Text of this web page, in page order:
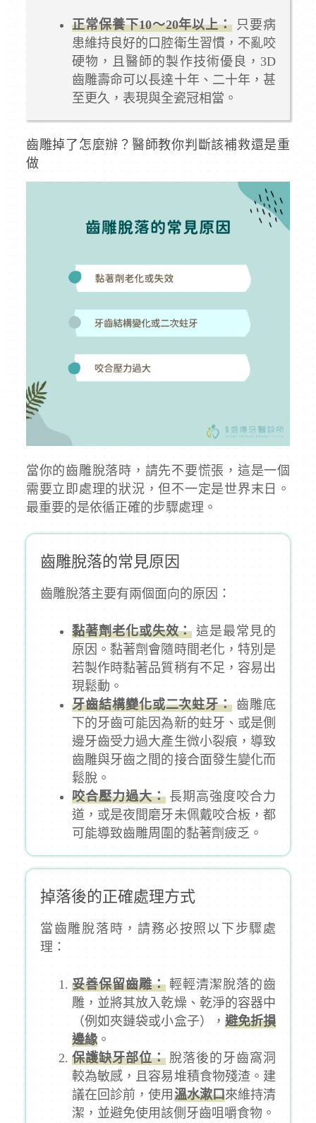
正常保養下10～20年以上： 只要病
患維持良好的口腔衛生習慣，不亂咬
硬物，且醫師的製作技術優良，3D
齒雕壽命可以長達十年、二十年，甚
至更久，表現與全瓷冠相當。
齒雕掉了怎麼辦？醫師教你判斷該補救還是重
做
當你的齒雕脫落時，請先不要慌張，這是一個
需要立即處理的狀況，但不一定是世界末日。
最重要的是依循正確的步驟處理。
齒雕脫落的常見原因
齒雕脫落主要有兩個面向的原因：
黏著劑老化或失效： 這是最常見的
原因。黏著劑會隨時間老化，特別是
若製作時黏著品質稍有不足，容易出
現鬆動。
牙齒結構變化或二次蛀牙： 齒雕底
下的牙齒可能因為新的蛀牙、或是側
邊牙齒受力過大產生微小裂痕，導致
齒雕與牙齒之間的接合面發生變化而
鬆脫。
咬合壓力過大：長期高強度咬合力
道，或是夜間磨牙未佩戴咬合板，都
可能導致齒雕周圍的黏著劑疲乏。
掉落後的正確處理方式
當齒雕脫落時，請務必按照以下步驟處
理：
妥善保留齒雕：輕輕清潔脫落的齒
雕，並將其放入乾燥、乾淨的容器中
（例如夾鏈袋或小盒子）， 避免折損
邊緣。
保護缺牙部位：脫落後的牙齒窩洞
較為敏感，且容易堆積食物殘渣。建
議在回診前，使用 溫水漱口來維持清
潔，並避免使用該側牙齒咀嚼食物。